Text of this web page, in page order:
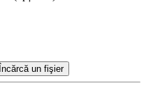
Încărcă un fişier